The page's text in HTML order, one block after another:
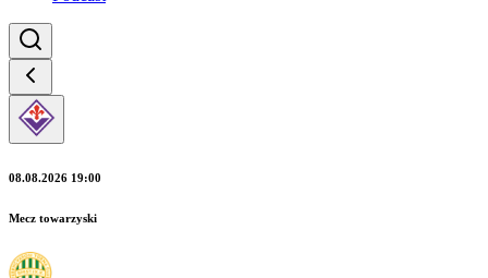
08.08.2026 19:00
Mecz towarzyski